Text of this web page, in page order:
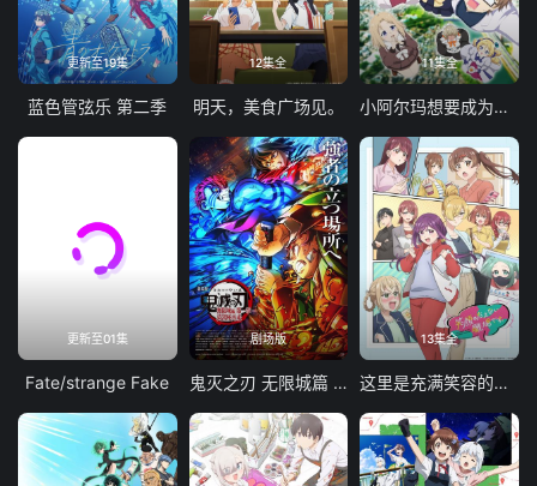
更新至19集
蓝色管弦乐 第二季
12集全
明天，美食广场见。
11集全
小阿尔玛想要成为家人
更新至01集
Fate/strange Fake
剧场版
鬼灭之刃 无限城篇 第一章 猗窝座再袭
13集全
这里是充满笑容的职场。